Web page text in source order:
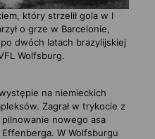
który strzelił gola w I
o grze w Barcelonie,
dwóch latach brazylijskiej
Wolfsburg.
na niemieckich
Zagrał w trykocie z
pilnowanie nowego asa
W Wolfsburgu